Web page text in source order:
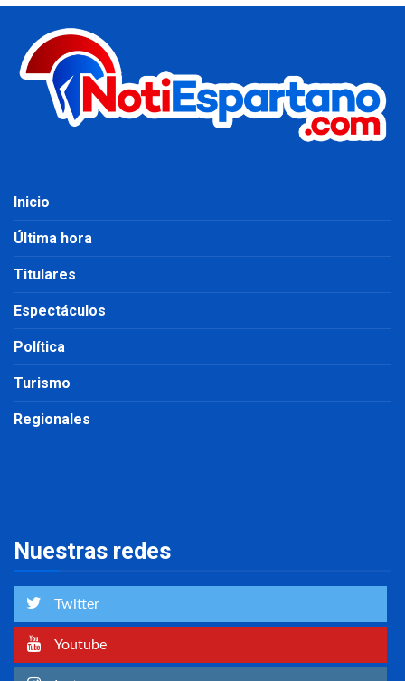
Inicio
Última hora
Titulares
Espectáculos
Política
Turismo
Regionales
Nuestras redes
Twitter
Youtube